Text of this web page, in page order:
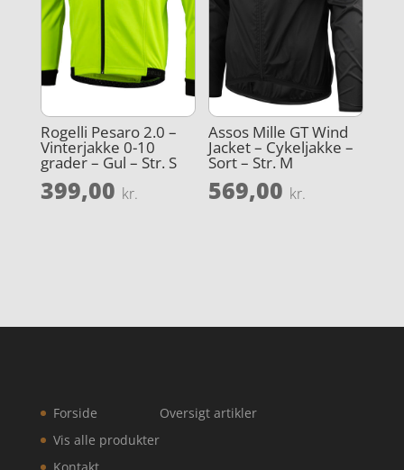
Rogelli Pesaro 2.0 –
Vinterjakke 0-10
grader – Gul – Str. S
399,00 kr.
Assos Mille GT Wind
Jacket – Cykeljakke –
Sort – Str. M
569,00 kr.
Forside
Vis alle produkter
Oversigt artikler